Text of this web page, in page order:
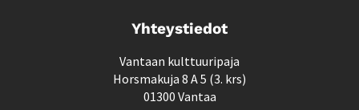
Yhteystiedot
Vantaan kulttuuripaja
Horsmakuja 8 A 5 (3. krs)
01300 Vantaa